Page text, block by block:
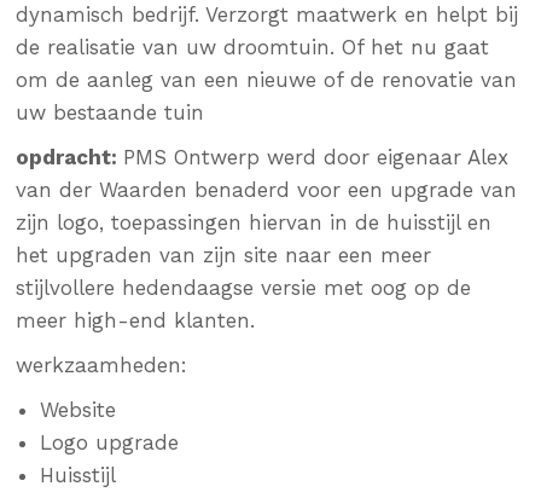
dynamisch bedrijf. Verzorgt maatwerk en helpt bij
de realisatie van uw droomtuin. Of het nu gaat
om de aanleg van een nieuwe of de renovatie van
uw bestaande tuin
opdracht: PMS Ontwerp werd door eigenaar Alex
van der Waarden benaderd voor een upgrade van
zijn logo, toepassingen hiervan in de huisstijl en
het upgraden van zijn site naar een meer
stijlvollere hedendaagse versie met oog op de
meer high-end klanten.
werkzaamheden:
Website
Logo upgrade
Huisstijl